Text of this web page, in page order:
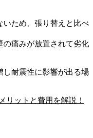
いため、張り替えと比べ
の痛みが放置されて劣化
し耐震性に影響が出る場
リットと費用を解説！